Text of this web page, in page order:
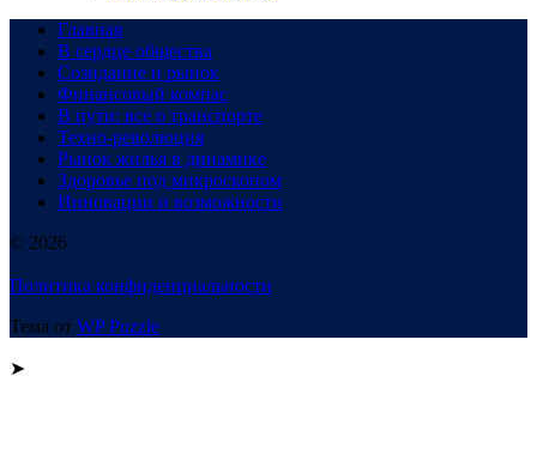
Главная
В сердце общества
Созидание и рынок
Финансовый компас
В пути: все о транспорте
Техно-революция
Рынок жилья в динамике
Здоровье под микроскопом
Инновации и возможности
© 2026
Политика конфиденциальности
Тема от WP Puzzle
➤